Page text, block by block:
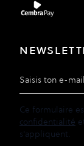
Adresse e-mail
Ce formulaire
confidentialité
s'appliquent.